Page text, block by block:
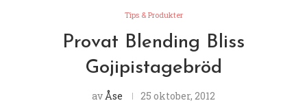
Tips & Produkter
Provat Blending Bliss
Gojipistagebröd
av Åse 25 oktober, 2012